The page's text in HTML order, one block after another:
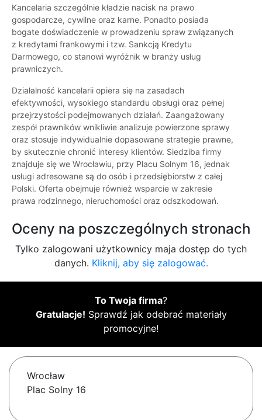
Kancelaria szczególnie kładzie nacisk na prawo
gospodarcze, cywilne oraz karne. Ponadto posiada
bogate doświadczenie w prowadzeniu spraw związanych
z kredytami frankowymi i tzw. Sankcją Kredytu
Darmowego, co stanowi wyróżnik w branży usług
prawniczych.
Działalność kancelarii opiera się na zasadach
efektywności, wysokiego standardu obsługi oraz pełnej
przejrzystości podejmowanych działań. Zaangażowany
zespół prawników wnikliwie analizuje powierzone sprawy
oraz stosuje indywidualnie dopasowane strategie prawne,
by skutecznie chronić interesy klientów. Siedziba firmy
znajduje się we Wrocławiu, przy Placu Solnym 16, jednak
usługi adresowane są do osób i przedsiębiorstw z całej
Polski. Oferta obejmuje również wsparcie w zakresie
prawa rodzinnego, nieruchomości oraz odszkodowań.
Oceny na poszczególnych stronach
Tylko zalogowani użytkownicy maja dostęp do tych
danych. Kliknij, aby się zalogować.
To Twoja firma?
Gratulacje! Sprawdź jak odebrać materiały
promocyjne!
Wrocław
Plac Solny 16